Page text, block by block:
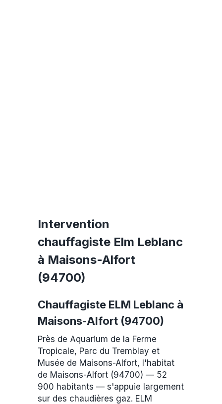
Intervention
chauffagiste Elm Leblanc
à Maisons-Alfort
(94700)
Chauffagiste ELM Leblanc à
Maisons-Alfort (94700)
Près de Aquarium de la Ferme
Tropicale, Parc du Tremblay et
Musée de Maisons-Alfort, l'habitat
de Maisons-Alfort (94700) — 52
900 habitants — s'appuie largement
sur des chaudières gaz. ELM